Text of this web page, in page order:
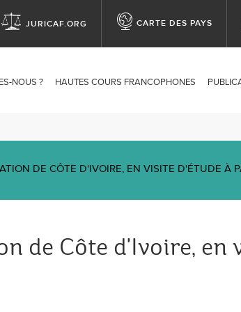
JURICAF.ORG CARTE DES PAYS
NOUS ? HAUTES COURS FRANCOPHONES
DE CÔTE D'IVOIRE, EN VISITE D'ÉTUDE À
de Côte d'Ivoire, en